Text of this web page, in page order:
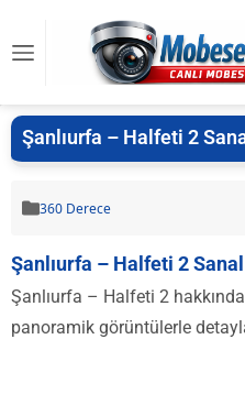
Şanlıurfa – Halfeti 2
360 Derece
Şanlıurfa – Halfeti 2
Şanlıurfa – Halfeti 2
panoramik görüntülerle